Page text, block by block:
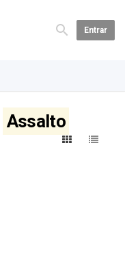
Entrar
Assalto